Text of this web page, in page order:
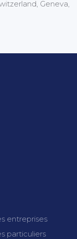
entreprises
particuliers